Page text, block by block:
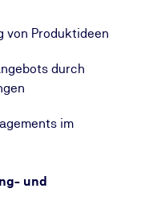
von Produktideen
durch
im
und